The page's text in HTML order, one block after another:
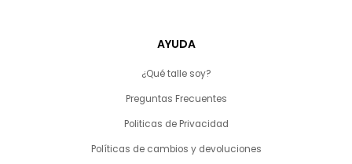
AYUDA
¿Qué talle soy?
Preguntas Frecuentes
Politicas de Privacidad
Políticas de cambios y devoluciones